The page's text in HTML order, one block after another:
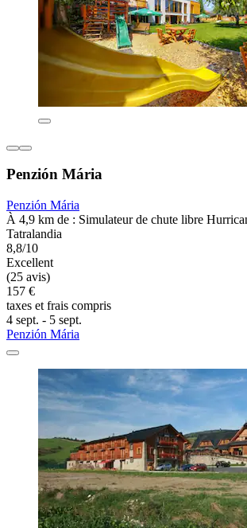
Penzión Mária
Penzión Mária
À 4,9 km de : Simulateur de chute libre
Tatralandia
8,8/10
Excellent
(25 avis)
157 €
taxes et frais compris
4 sept. - 5 sept.
Penzión Mária